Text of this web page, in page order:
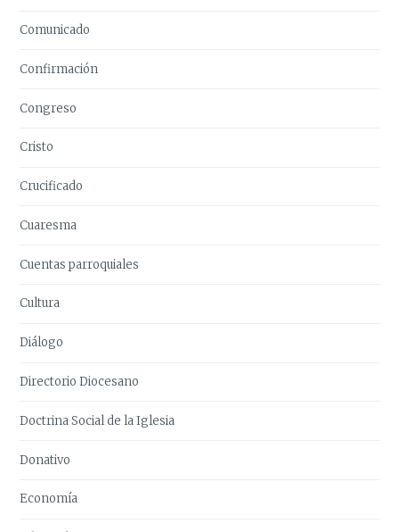
Comunicado
Confirmación
Congreso
Cristo
Crucificado
Cuaresma
Cuentas parroquiales
Cultura
Diálogo
Directorio Diocesano
Doctrina Social de la Iglesia
Donativo
Economía